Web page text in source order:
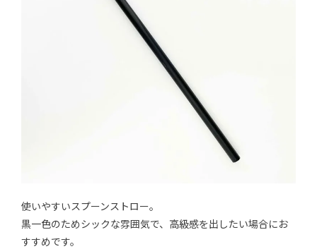
使いやすいスプーンストロー。
黒一色のためシックな雰囲気で、高級感を出したい場合にお
すすめです。